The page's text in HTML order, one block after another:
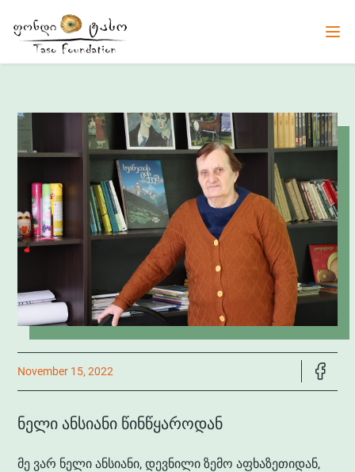
November 15, 2022
ᲜᲔᲚᲘ ᲐᲜᲡᲘᲐᲜᲘ ᲬᲘᲜᲬᲧᲐᲠᲝᲓᲐᲜ
მე ვარ ნელი ანსიანი, დევნილი ზემო აფხაზეთიდან,